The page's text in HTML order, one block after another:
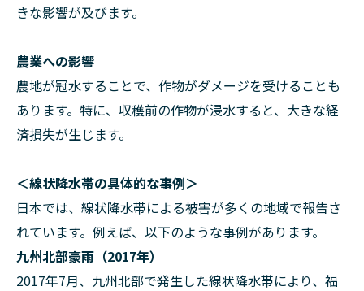
きな影響が及びます。
農業への影響
農地が冠水することで、作物がダメージを受けることも
あります。特に、収穫前の作物が浸水すると、大きな経
済損失が生じます。
＜線状降水帯の具体的な事例＞
日本では、線状降水帯による被害が多くの地域で報告さ
れています。例えば、以下のような事例があります。
九州北部豪雨（2017年）
2017年7月、九州北部で発生した線状降水帯により、福